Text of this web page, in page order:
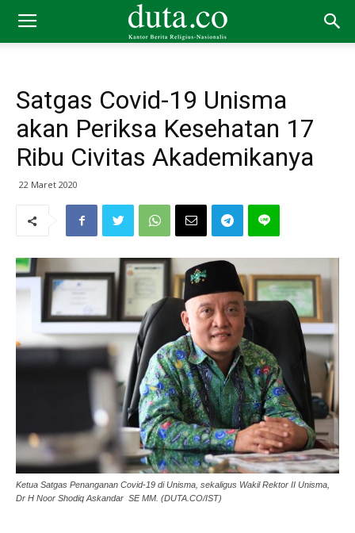
Satgas Covid-19 Unisma
akan Periksa Kesehatan 17
Ribu Civitas Akademikanya
22 Maret 2020
Ketua Satgas Penanganan Covid-19 di Unisma, sekaligus Wakil Rektor II Unisma,
Dr H Noor Shodiq Askandar SE MM. (DUTA.CO/IST)